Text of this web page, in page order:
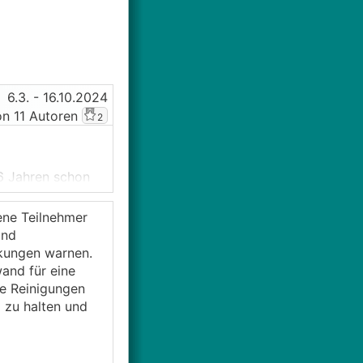
6.3. - 16.10.2024
11 Autoren
2
Jahren schon
mir daher
Reinigern
forum-
Teilnehmer
warnen.
für eine
Reinigungen
halten und